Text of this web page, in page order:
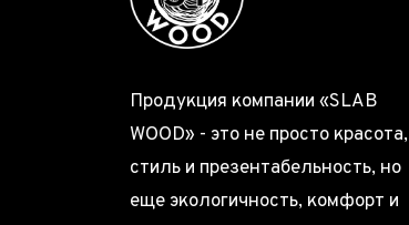
Продукция компании «SLAB
WOOD» - это не просто красота,
стиль и презентабельность, но
еще экологичность, комфорт и